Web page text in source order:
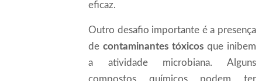
eficaz.
Outro desafio importante é a presença
decontaminantes tóxicos que inibem
a atividade microbiana. Alguns